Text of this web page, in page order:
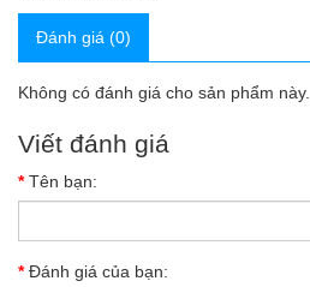
Đánh giá (0)
Không có đánh giá cho sản phẩm này.
Viết đánh giá
Tên bạn:
Đánh giá của bạn: